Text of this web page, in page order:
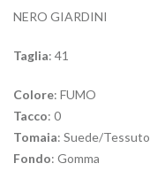
NERO GIARDINI
Taglia: 41
Colore: FUMO
Tacco: 0
Tomaia: Suede/Tessuto
Fondo: Gomma